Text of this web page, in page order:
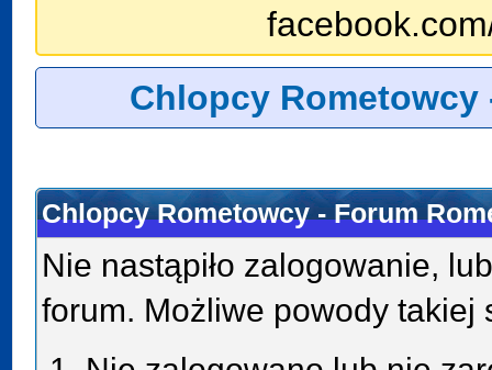
Chlopcy Rometowcy
Chlopcy Rometowcy - Forum
Nie nastąpiło zalogowanie,
forum. Możliwe powody takiej